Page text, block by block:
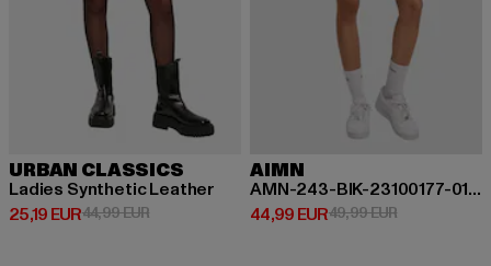
URBAN CLASSICS
Ladies Synthetic Leather
25,19 EUR
Prix courant: 25,19 EUR
44,99 EURPrix en promotion: 44,99 EUR
AIMN
AMN-243-BIK-23100177-010 AIMN Sense Biker Shorts
44,99 EUR
Prix courant: 44,99 EUR
49,99 EURPrix en